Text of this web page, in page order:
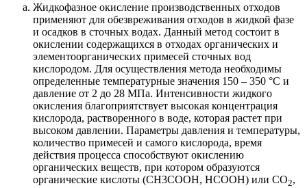
Жидкофазное окисление производственных отходов
применяют для обезвреживания отходов в жидкой фазе
и осадков в сточных водах. Данный метод состоит в
окислении содержащихся в отходах органических и
элементоорганических примесей сточных вод
кислородом. Для осуществления метода необходимы
определенные температурные значения 150 – 350 °С и
давление от 2 до 28 МПа. Интенсивности жидкого
окисления благоприятствует высокая концентрация
кислорода, растворенного в воде, которая растет при
высоком давлении. Параметры давления и температуры,
количество примесей и самого кислорода, время
действия процесса способствуют окислению
органических веществ, при котором образуются
органические кислоты (CH3COOH, HCOOH) или CO2,